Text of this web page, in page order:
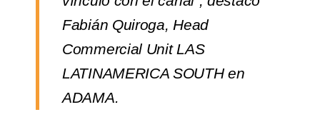
Fabián Quiroga, Head
Commercial Unit LAS
LATINAMERICA SOUTH en
ADAMA.